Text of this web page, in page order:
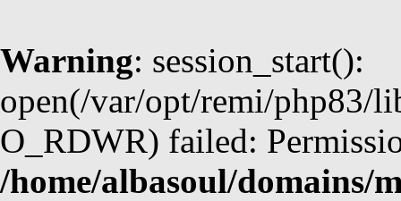
Warning: session_start():
open(/var/opt/remi/php83/
O_RDWR) failed:
/home/albasoul/domains/